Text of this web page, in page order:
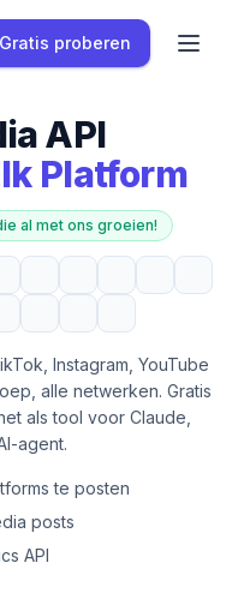
Gratis proberen
API
Platform
al met ons groeien!
Instagram, YouTube
alle netwerken. Gratis
als tool voor Claude,
agent.
te posten
posts
API